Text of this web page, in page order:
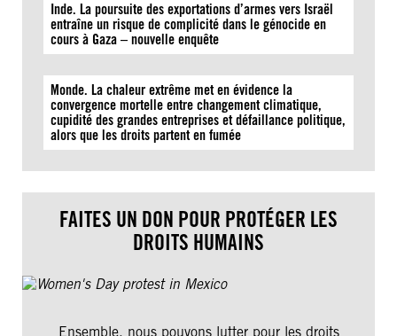
Inde. La poursuite des exportations d’armes vers Israël
entraîne un risque de complicité dans le génocide en
cours à Gaza – nouvelle enquête
Monde. La chaleur extrême met en évidence la
convergence mortelle entre changement climatique,
cupidité des grandes entreprises et défaillance politique,
alors que les droits partent en fumée
FAITES UN DON POUR PROTÉGER LES
DROITS HUMAINS
Ensemble, nous pouvons lutter pour les droits